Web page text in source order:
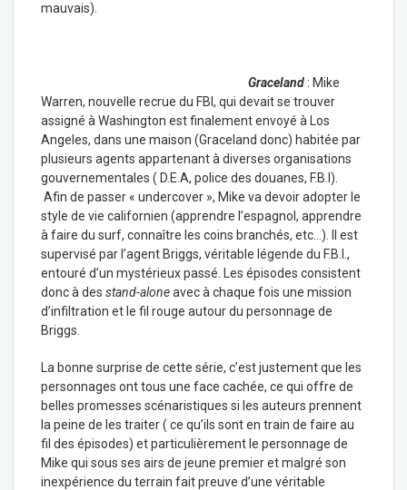
mauvais).
Graceland : Mike
Warren, nouvelle recrue du FBI, qui devait se trouver
assigné à Washington est finalement envoyé à Los
Angeles, dans une maison (Graceland donc) habitée par
plusieurs agents appartenant à diverses organisations
gouvernementales ( D.E.A, police des douanes, F.B.I).
Afin de passer « undercover », Mike va devoir adopter le
style de vie californien (apprendre l’espagnol, apprendre
à faire du surf, connaître les coins branchés, etc…). Il est
supervisé par l’agent Briggs, véritable légende du F.B.I.,
entouré d’un mystérieux passé. Les épisodes consistent
donc à des stand-aloneavec à chaque fois une mission
d’infiltration et le fil rouge autour du personnage de
Briggs.
La bonne surprise de cette série, c’est justement que les
personnages ont tous une face cachée, ce qui offre de
belles promesses scénaristiques si les auteurs prennent
la peine de les traiter ( ce qu’ils sont en train de faire au
fil des épisodes) et particulièrement le personnage de
Mike qui sous ses airs de jeune premier et malgré son
inexpérience du terrain fait preuve d’une véritable